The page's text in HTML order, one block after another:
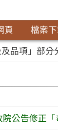
頁 檔案
品項」部
院公告修正